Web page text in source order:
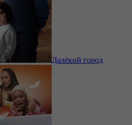
Далёкий город